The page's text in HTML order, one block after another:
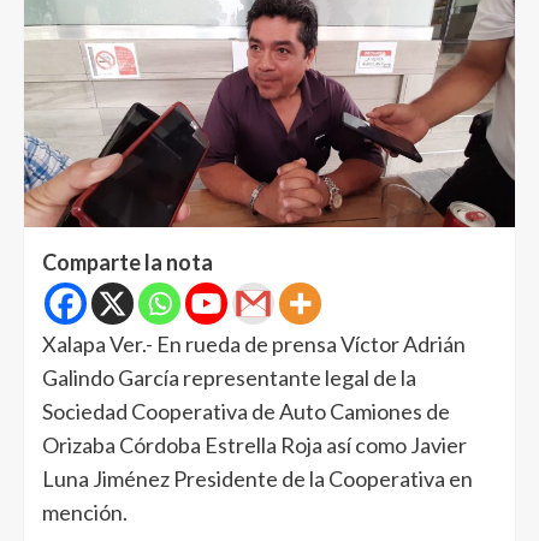
Comparte la nota
Xalapa Ver.- En rueda de prensa Víctor Adrián
Galindo García representante legal de la
Sociedad Cooperativa de Auto Camiones de
Orizaba Córdoba Estrella Roja así como Javier
Luna Jiménez Presidente de la Cooperativa en
mención.